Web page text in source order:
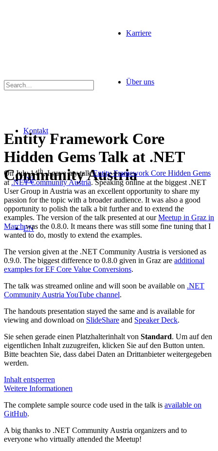
Karriere
Über uns
Kontakt
DE
EN
Entity Framework Core
Hidden Gems Talk at .NET
Community Austria
On July 14th, I gave my talkEntity Framework Core Hidden Gems
at.NET Community Austria. Speaking online at the biggest .NET
User Group in Austria was an excellent opportunity to share my
passion for the topic with a broader audience. It was also a good
opportunity to polish the talk a bit further and to extend the
examples. The version of the talk presented at ourMeetup in Graz in
Marchwas the 0.8.0. It means there was still some fine tuning that I
wanted to do, mostly to extend the examples.
The version given at the .NET Community Austria is versioned as
0.9.0. The biggest difference to 0.8.0 given in Graz are additional
examples for EF Core Value Conversions.
The talk was streamed online and will soon be available on .NET
Community Austria YouTube channel.
The handouts presentation stayed the same and is available for
viewing and download on SlideShare and Speaker Deck.
Sie sehen gerade einen Platzhalterinhalt von Standard. Um auf den
eigentlichen Inhalt zuzugreifen, klicken Sie auf den Button unten.
Bitte beachten Sie, dass dabei Daten an Drittanbieter weitergegeben
werden.
Inhalt entsperren
Weitere Informationen
The complete sample source code used in the talk is available on
GitHub.
A big thanks to .NET Community Austria organizers and to
everyone who virtually attended the Meetup!